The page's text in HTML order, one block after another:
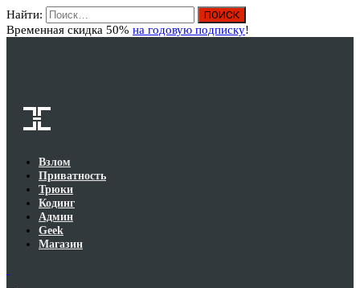
Найти:
Временная скидка 50% на годовую подписку!
Взлом
Приватность
Трюки
Кодинг
Админ
Geek
Магазин